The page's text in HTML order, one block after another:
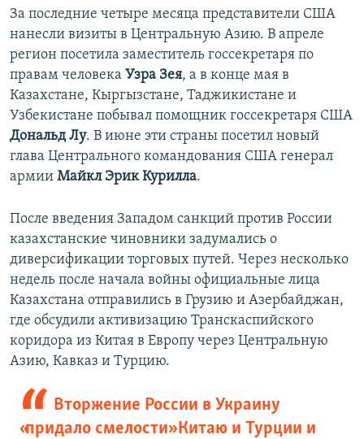
За последние четыре месяца представители США
нанесли визиты в Центральную Азию. В апреле
регион посетила заместитель госсекретаря по
правам человека Узра Зея, а в конце мая в
Казахстане, Кыргызстане, Таджикистане и
Узбекистане побывал помощник госсекретаря США
Дональд Лу. В июне эти страны посетил новый
глава Центрального командования США генерал
армии Майкл Эрик Курилла.
После введения Западом санкций против России
казахстанские чиновники задумались о
диверсификации торговых путей. Через несколько
недель после начала войны официальные лица
Казахстана отправились в Грузию и Азербайджан,
где обсудили активизацию Транскаспийского
коридора из Китая в Европу через Центральную
Азию, Кавказ и Турцию.
Вторжение России в Украину
«придало смелости» Китаю и Турции и